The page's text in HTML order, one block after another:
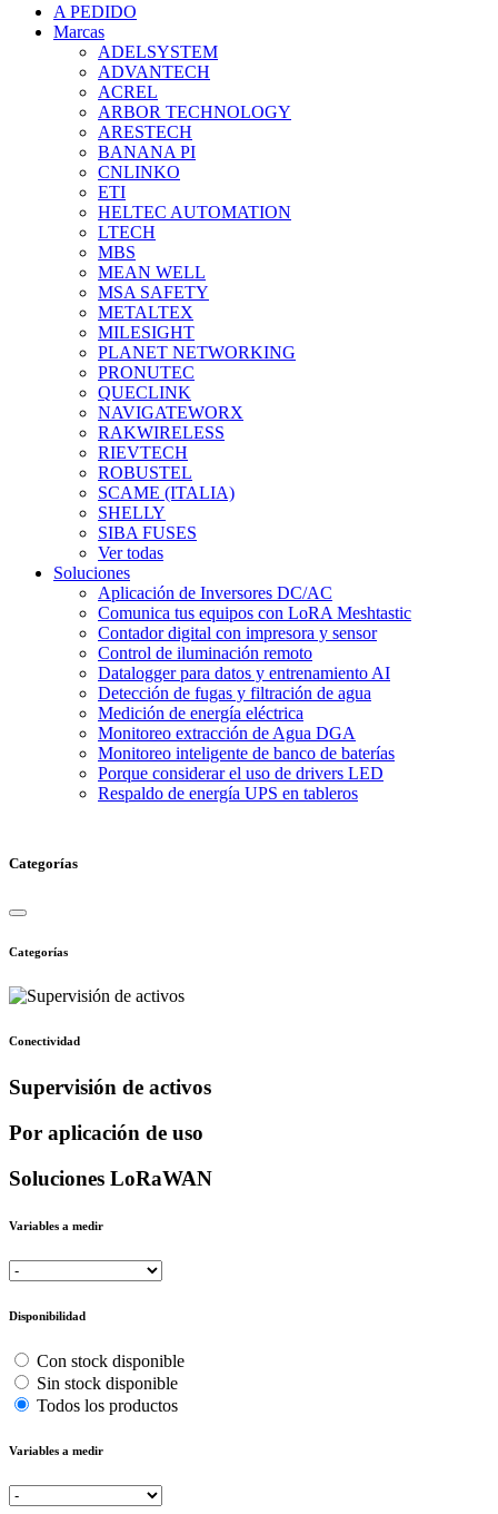
A PEDIDO
Marcas
ADELSYSTEM
ADVANTECH
ACREL
ARBOR TECHNOLOGY
ARESTECH
BANANA PI
CNLINKO
ETI
HELTEC AUTOMATION
LTECH
MBS
MEAN WELL
MSA SAFETY
METALTEX
MILESIGHT
PLANET NETWORKING
PRONUTEC
QUECLINK
NAVIGATEWORX
RAKWIRELESS
RIEVTECH
ROBUSTEL
SCAME (ITALIA)
SHELLY
SIBA FUSES
Ver todas
Soluciones
Aplicación de Inversores DC/AC
Comunica tus equipos con LoRA Meshtastic
Contador digital con impresora y sensor
Control de iluminación remoto
Datalogger para datos y entrenamiento AI
Detección de fugas y filtración de agua
Medición de energía eléctrica
Monitoreo extracción de Agua DGA
Monitoreo inteligente de banco de baterías
Porque considerar el uso de drivers LED
Respaldo de energía UPS en tableros
Categorías
Categorías
Conectividad
Supervisión de activos
Por aplicación de uso
Soluciones LoRaWAN
Variables a medir
Disponibilidad
Con stock disponible
Sin stock disponible
Todos los productos
Variables a medir